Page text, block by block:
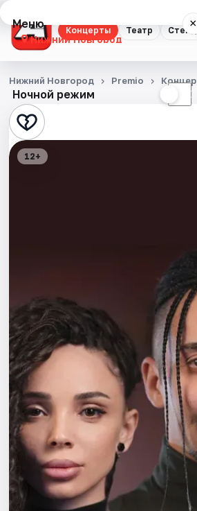
Концерты Театр
Меню ×
Нижний Новгород
Концерты
Театр
Стендап
События
Города
Площадки
Артисты
Рейтинги
Ночной режим ☾
Нижний Новгород Premio
12+